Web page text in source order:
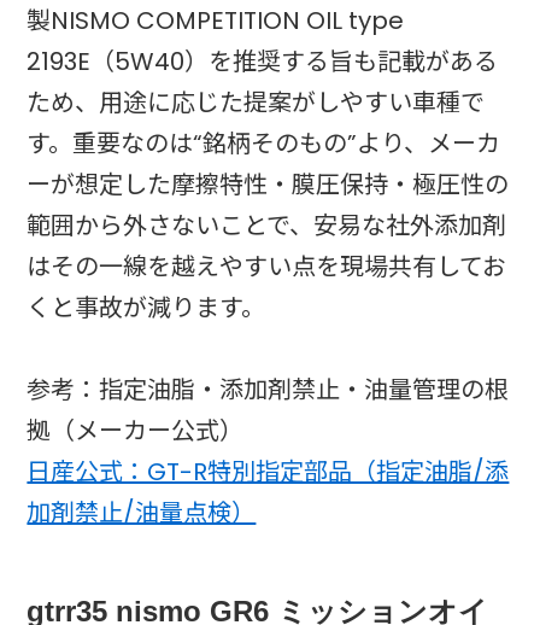
製NISMO COMPETITION OIL type
2193E（5W40）を推奨する旨も記載がある
ため、用途に応じた提案がしやすい車種で
す。重要なのは“銘柄そのもの”より、メーカ
ーが想定した摩擦特性・膜圧保持・極圧性の
範囲から外さないことで、安易な社外添加剤
はその一線を越えやすい点を現場共有してお
くと事故が減ります。
参考：指定油脂・添加剤禁止・油量管理の根
拠（メーカー公式）
日産公式：GT-R特別指定部品（指定油脂/添
加剤禁止/油量点検）
gtrr35 nismo GR6 ミッションオイ